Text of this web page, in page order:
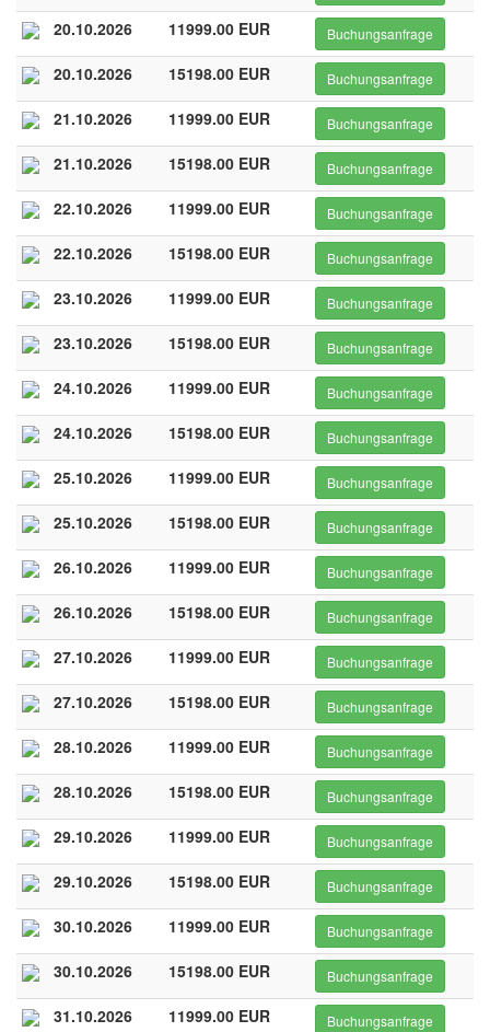
20.10.2026 11999.00 EUR Buchungsanfrage
20.10.2026 15198.00 EUR Buchungsanfrage
21.10.2026 11999.00 EUR Buchungsanfrage
21.10.2026 15198.00 EUR Buchungsanfrage
22.10.2026 11999.00 EUR Buchungsanfrage
22.10.2026 15198.00 EUR Buchungsanfrage
23.10.2026 11999.00 EUR Buchungsanfrage
23.10.2026 15198.00 EUR Buchungsanfrage
24.10.2026 11999.00 EUR Buchungsanfrage
24.10.2026 15198.00 EUR Buchungsanfrage
25.10.2026 11999.00 EUR Buchungsanfrage
25.10.2026 15198.00 EUR Buchungsanfrage
26.10.2026 11999.00 EUR Buchungsanfrage
26.10.2026 15198.00 EUR Buchungsanfrage
27.10.2026 11999.00 EUR Buchungsanfrage
27.10.2026 15198.00 EUR Buchungsanfrage
28.10.2026 11999.00 EUR Buchungsanfrage
28.10.2026 15198.00 EUR Buchungsanfrage
29.10.2026 11999.00 EUR Buchungsanfrage
29.10.2026 15198.00 EUR Buchungsanfrage
30.10.2026 11999.00 EUR Buchungsanfrage
30.10.2026 15198.00 EUR Buchungsanfrage
31.10.2026 11999.00 EUR Buchungsanfrage